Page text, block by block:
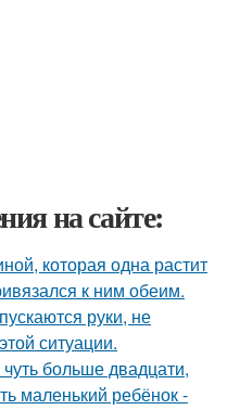
на сайте:
которая одна растит
к ним обеим.
руки, не
ситуации.
больше двадцати,
маленький ребёнок -